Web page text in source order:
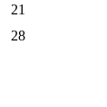
21
28